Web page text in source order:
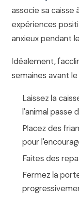
associe sa caisse
expériences
anxieux pendant
Idéalement,
semaines avant le
Laissez la
l'animal passe
Placez des
pour
Faites des
Fermez la